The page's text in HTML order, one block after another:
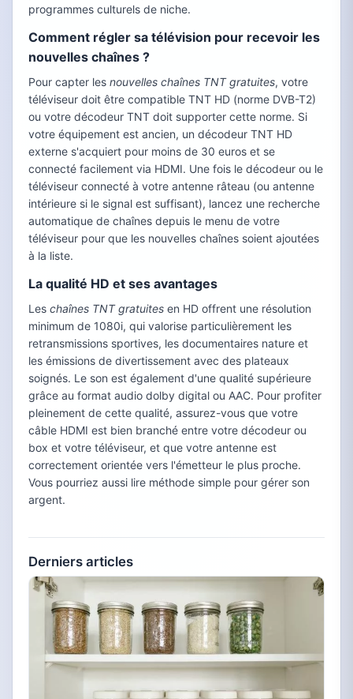
programmes culturels de niche.
Comment régler sa télévision pour recevoir les
nouvelles chaînes ?
Pour capter les nouvelles chaînes TNT gratuites, votre
téléviseur doit être compatible TNT HD (norme DVB-T2)
ou votre décodeur TNT doit supporter cette norme. Si
votre équipement est ancien, un décodeur TNT HD
externe s'acquiert pour moins de 30 euros et se
connecté facilement via HDMI. Une fois le décodeur ou le
téléviseur connecté à votre antenne râteau (ou antenne
intérieure si le signal est suffisant), lancez une recherche
automatique de chaînes depuis le menu de votre
téléviseur pour que les nouvelles chaînes soient ajoutées
à la liste.
La qualité HD et ses avantages
Les chaînes TNT gratuites en HD offrent une résolution
minimum de 1080i, qui valorise particulièrement les
retransmissions sportives, les documentaires nature et
les émissions de divertissement avec des plateaux
soignés. Le son est également d'une qualité supérieure
grâce au format audio dolby digital ou AAC. Pour profiter
pleinement de cette qualité, assurez-vous que votre
câble HDMI est bien branché entre votre décodeur ou
box et votre téléviseur, et que votre antenne est
correctement orientée vers l'émetteur le plus proche.
Vous pourriez aussi lire méthode simple pour gérer son
argent.
Derniers articles